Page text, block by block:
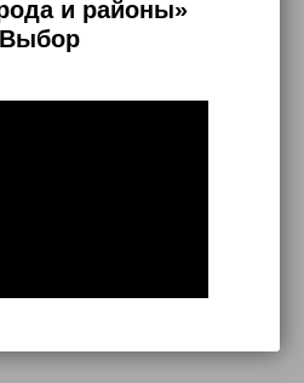
и районы»